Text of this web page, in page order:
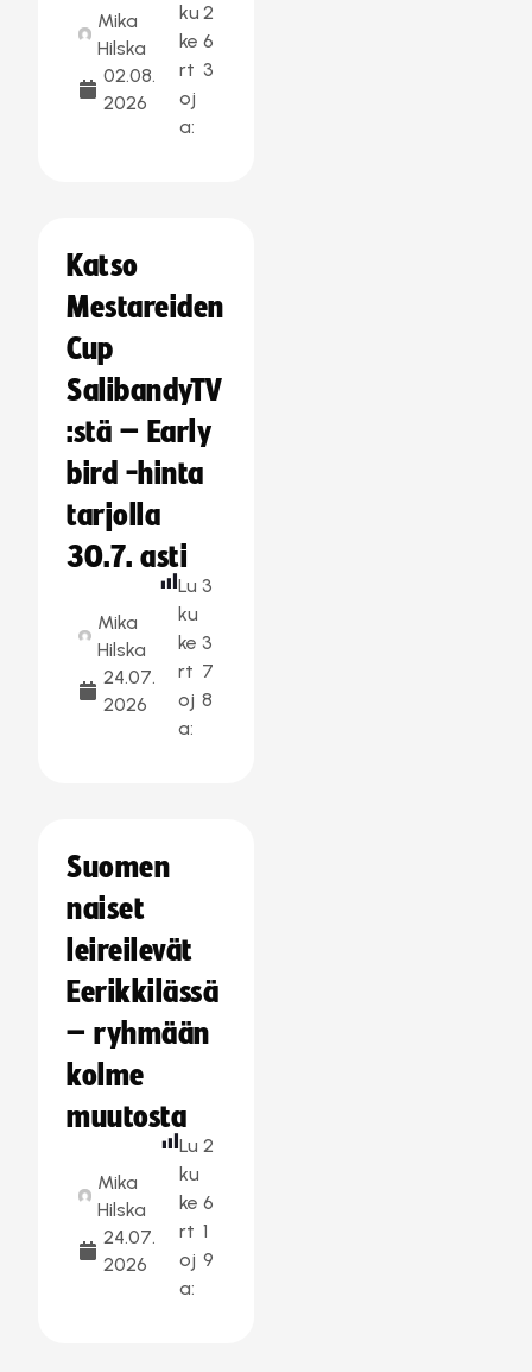
Mika
Hilska
02.08.
2026
ku
ke
rt
oj
a:
2
6
3
Katso
Mestareiden
Cup
SalibandyTV
:stä – Early
bird -hinta
tarjolla
30.7. asti
Mika
Hilska
24.07.
2026
Lu
ku
ke
rt
oj
a:
3
3
7
8
Suomen
naiset
leireilevät
Eerikkilässä
– ryhmään
kolme
muutosta
Mika
Hilska
24.07.
2026
Lu
ku
ke
rt
oj
a:
2
6
1
9